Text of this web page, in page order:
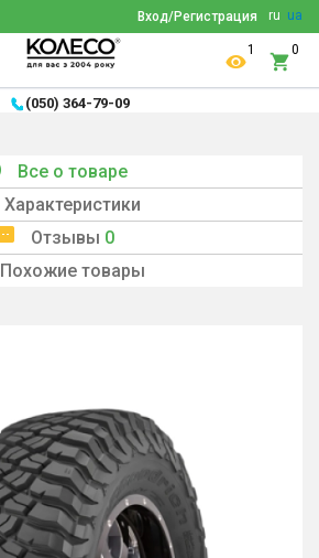
ru ua
Вход/Регистрация
1 0
(050) 364-79-09
Все о товаре
Характеристики
Отзывы 0
Похожие товары